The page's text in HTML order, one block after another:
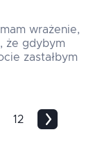
wrażenie,
że gdybym
zastałbym
12